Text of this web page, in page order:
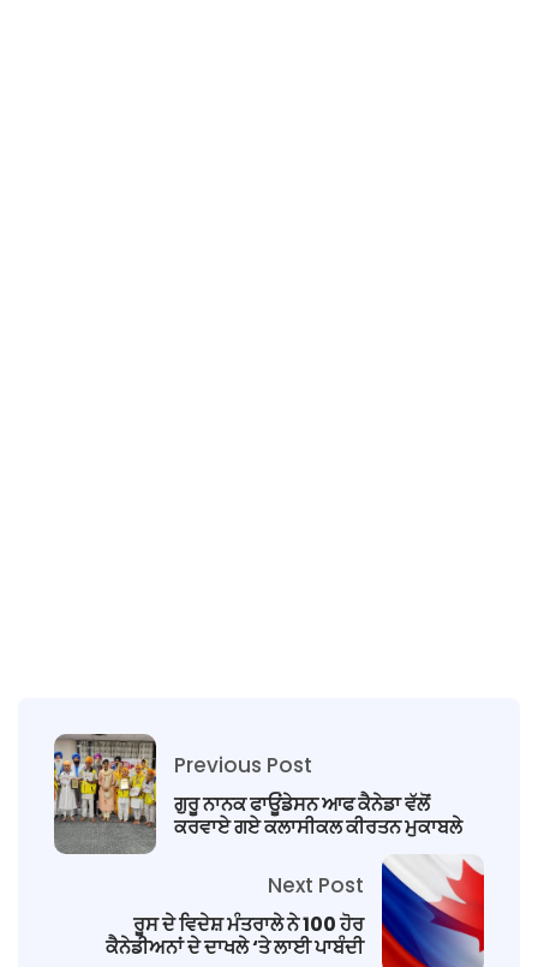
Previous Post
ਗੁਰੂ ਨਾਨਕ ਫਾਓੂਂਡੇਸਨ ਆਫ ਕੈਨੇਡਾ ਵੱਲੋਂ
ਕਰਵਾਏ ਗਏ ਕਲਾਸੀਕਲ ਕੀਰਤਨ ਮੁਕਾਬਲੇ
Next Post
ਰੂਸ ਦੇ ਵਿਦੇਸ਼ ਮੰਤਰਾਲੇ ਨੇ 100 ਹੋਰ
ਕੈਨੇਡੀਅਨਾਂ ਦੇ ਦਾਖਲੇ ‘ਤੇ ਲਾਈ ਪਾਬੰਦੀ